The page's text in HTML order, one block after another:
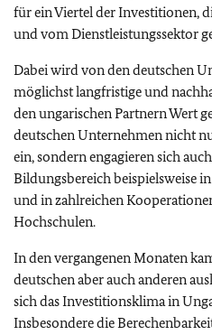
für ein Viertel der Investitionen,
und vom Dienstleistungssektor
Dabei wird von den deutschen
möglichst langfristige und
den ungarischen Partnern Wert
deutschen Unternehmen nicht
ein, sondern engagieren sich
Bildungsbereich beispielsweise
und in zahlreichen
Hochschulen.
In den vergangenen Monaten
deutschen aber auch anderen
sich das Investitionsklima in
Insbesondere die